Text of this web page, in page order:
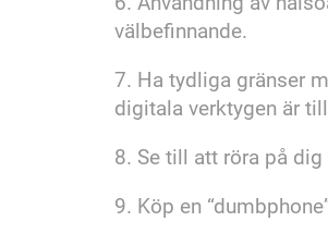
välbefinnande.
7. Ha tydliga gränser
digitala verktygen är
8. Se till att röra på
9. Köp en